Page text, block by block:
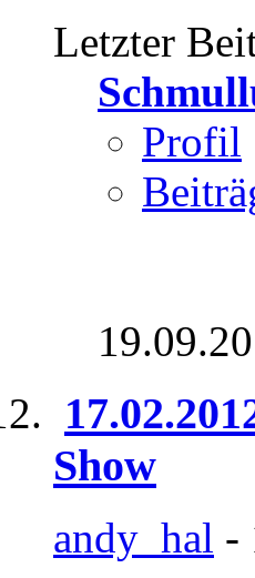
Letzter
Profil
Show
andy_hal -